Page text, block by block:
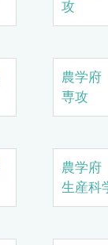
攻
農学
専攻
農学
生産科